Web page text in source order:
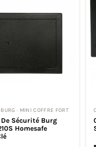
BURG · MINI COFFRE FORT
Burg Wachter Favor
Electronique